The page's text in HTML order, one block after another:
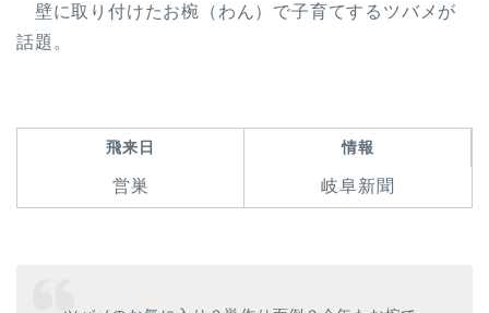
壁に取り付けたお椀（わん）で子育てするツバメが
話題。
飛来日 情報
営巣 岐阜新聞